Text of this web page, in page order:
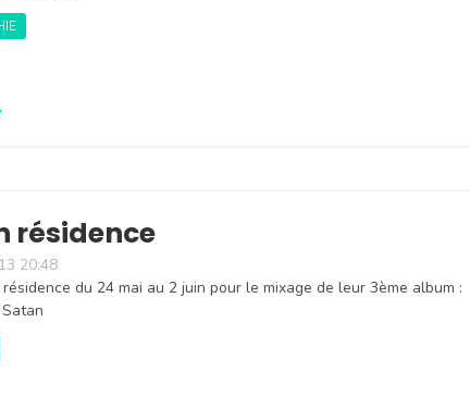
résidence
20:48
du 24 mai au 2 juin pour le mixage de leur 3ème album :